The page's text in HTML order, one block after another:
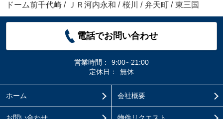
ドーム前千代崎 / ＪＲ河内永和 / 桜川 / 弁天町 / 東三国
電話でお問い合わせ
営業時間：
9:00∼21:00
定休日：
無休
ホーム 会社概要